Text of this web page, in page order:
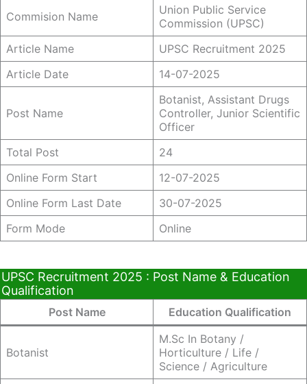
Commision Name
Union Public Service
Commission (UPSC)
Article Name
UPSC Recruitment 2025
Article Date
14-07-2025
Post Name
Botanist, Assistant Drugs
Controller, Junior Scientific
Officer
Total Post
24
Online Form Start
12-07-2025
Online Form Last Date
30-07-2025
Form Mode
Online
UPSC Recruitment 2025 : Post Name & Education
Qualification
Post Name Education Qualification
Botanist
M.sc In Botany /
Horticulture / Life /
Science / Agriculture